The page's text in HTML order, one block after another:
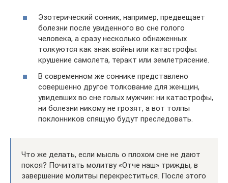
Эзотерический сонник, например, предвещает
болезни после увиденного во сне голого
человека, а сразу несколько обнаженных
толкуются как знак войны или катастрофы:
крушение самолета, теракт или землетрясение.
В современном же соннике представлено
совершенно другое толкование для женщин,
увидевших во сне голых мужчин: ни катастрофы,
ни болезни никому не грозят, а вот толпы
поклонников спящую будут преследовать.
Что же делать, если мысль о плохом сне не дают
покоя? Почитать молитву «Отче наш» трижды, в
завершение молитвы перекреститься. После этого